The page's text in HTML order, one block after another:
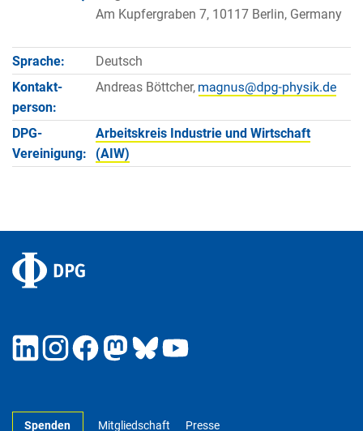
Am Kupfergraben 7, 10117 Berlin, Germany
Sprache:
Deutsch
Kontakt­
person:
Andreas Böttcher,
DPG-
Vereinigung:
Arbeitskreis Industrie und Wirtschaft
(AIW)
Spenden Mitgliedschaft Presse